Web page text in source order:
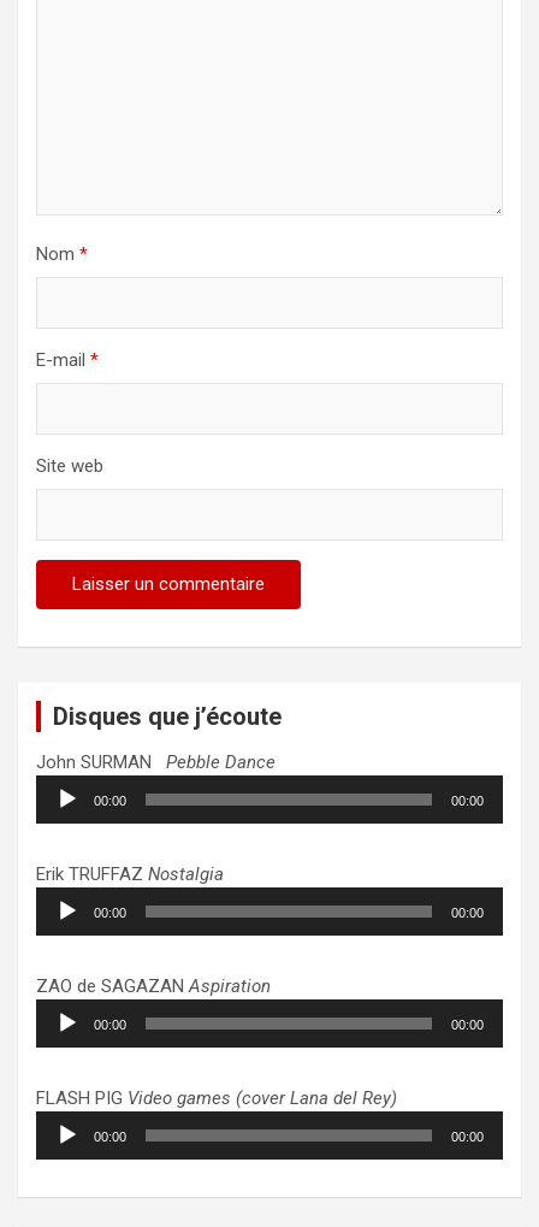
Nom *
E-mail *
Site web
Disques que j’écoute
John SURMAN Pebble Dance
Lecteur
audio
00:00 00:00
Erik TRUFFAZ Nostalgia
Lecteur
audio
00:00 00:00
ZAO de SAGAZANAspiration
Lecteur
audio
00:00 00:00
FLASH PIG Video games (cover Lana del Rey)
Lecteur
audio
00:00 00:00